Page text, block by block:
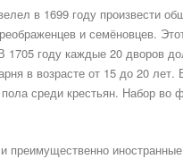
в 1699 году произвести
и семёновцев.
1705 году каждые 20 дворов
в возрасте от 15 до 20
среди крестьян. Набор